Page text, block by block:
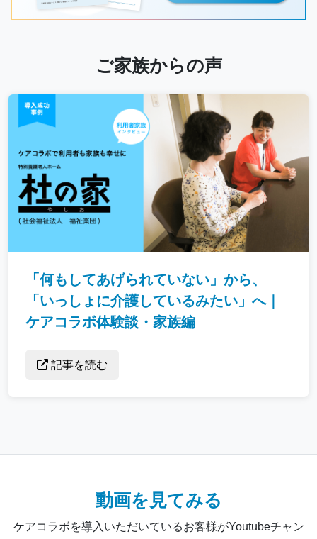
ご家族からの声
「何もしてあげられていない」から、
「いっしょに介護しているみたい」へ｜
ケアコラボ体験談・家族編
記事を読む
動画を見てみる
ケアコラボを導入いただいているお客様がYoutubeチャン